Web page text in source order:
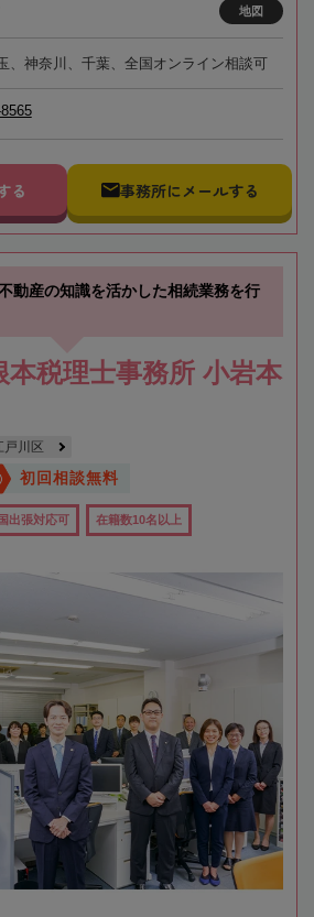
地図
、神奈川、千葉、全国オンライン相談可
る 事務所にメールする
動産の知識を活かした相続業務を行
本税理士事務所 小岩本
戸川区
初回相談無料
出張対応可 在籍数10名以上